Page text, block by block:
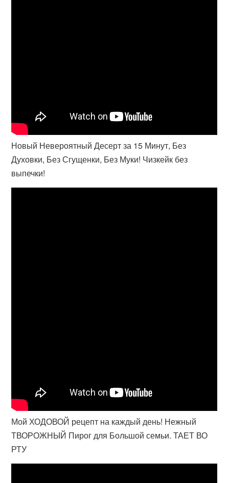
Новый Невероятный Десерт за 15 Минут, Без
Духовки, Без Сгущенки, Без Муки! Чизкейк без
выпечки!
Мой ХОДОВОЙ рецепт на каждый день! Нежный
ТВОРОЖНЫЙ Пирог для Большой семьи. ТАЕТ ВО
РТУ